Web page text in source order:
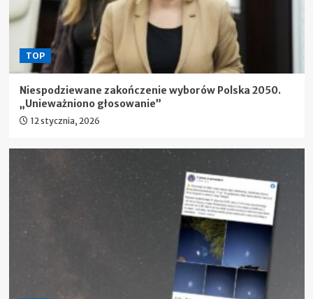
TOP
Niespodziewane zakończenie wyborów Polska 2050.
„Unieważniono głosowanie”
12 stycznia, 2026